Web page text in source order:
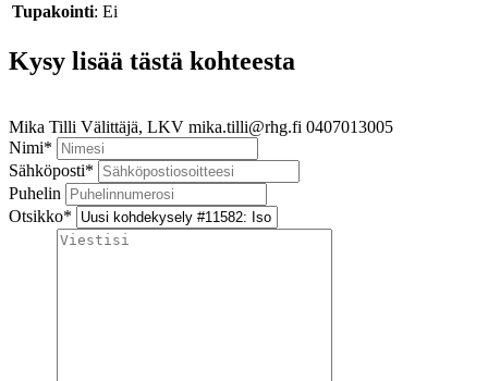
Tupakointi: Ei
Kysy lisää tästä kohteesta
Mika Tilli Välittäjä, LKV mika.tilli@rhg.fi 0407013005
Nimi*
Sähköposti*
Puhelin
Otsikko*